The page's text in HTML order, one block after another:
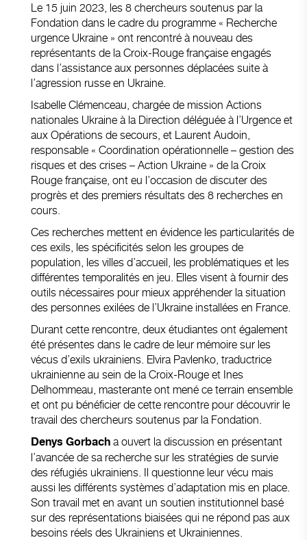
Le 15 juin 2023, les 8 chercheurs soutenus par la
Fondation dans le cadre du programme « Recherche
urgence Ukraine » ont rencontré à nouveau des
représentants de la Croix-Rouge française engagés
dans l’assistance aux personnes déplacées suite à
l’agression russe en Ukraine.
Isabelle Clémenceau, chargée de mission Actions
nationales Ukraine à la Direction déléguée à l’Urgence et
aux Opérations de secours, et Laurent Audoin,
responsable « Coordination opérationnelle – gestion des
risques et des crises – Action Ukraine » de la Croix
Rouge française, ont eu l’occasion de discuter des
progrès et des premiers résultats des 8 recherches en
cours.
Ces recherches mettent en évidence les particularités de
ces exils, les spécificités selon les groupes de
population, les villes d’accueil, les problématiques et les
différentes temporalités en jeu. Elles visent à fournir des
outils nécessaires pour mieux appréhender la situation
des personnes exilées de l’Ukraine installées en France.
Durant cette rencontre, deux étudiantes ont également
été présentes dans le cadre de leur mémoire sur les
vécus d’exils ukrainiens. Elvira Pavlenko, traductrice
ukrainienne au sein de la Croix-Rouge et Ines
Delhommeau, masterante ont mené ce terrain ensemble
et ont pu bénéficier de cette rencontre pour découvrir le
travail des chercheurs soutenus par la Fondation.
Denys Gorbach a ouvert la discussion en présentant
l’avancée de sa recherche sur les stratégies de survie
des réfugiés ukrainiens. Il questionne leur vécu mais
aussi les différents systèmes d’adaptation mis en place.
Son travail met en avant un soutien institutionnel basé
sur des représentations biaisées qui ne répond pas aux
besoins réels des Ukrainiens et Ukrainiennes.